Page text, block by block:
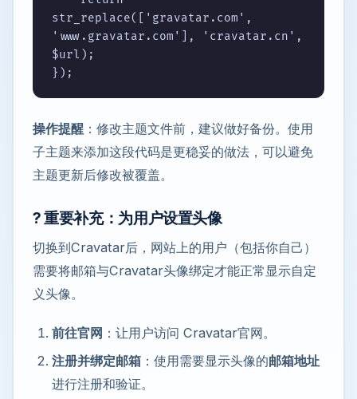
str_replace(['gravatar.com',
'www.gravatar.com'], 'cravatar.cn',
$url);
});
操作提醒 ：修改主题文件前，建议做好备份。使用
子主题来添加这段代码是更稳妥的做法，可以避免
主题更新后修改被覆盖。
? 重要补充：为用户设置头像
切换到Cravatar后，网站上的用户（包括你自己）
需要将邮箱与Cravatar头像绑定才能正常显示自定
义头像。
前往官网 ：让用户访问 Cravatar官网。
注册并绑定邮箱 ：使用需要显示头像的邮箱地址
进行注册和验证。